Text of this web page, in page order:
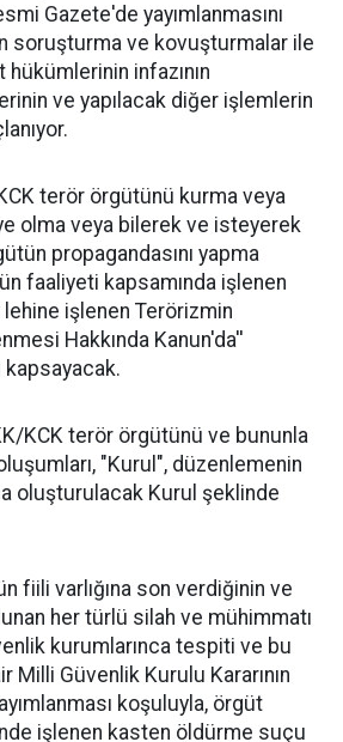
Gazete'de yayımlanmasını
soruşturma ve kovuşturmalar ile
infazının
ve yapılacak diğer işlemlerin
terör örgütünü kurma veya
olma veya bilerek ve isteyerek
propagandasını yapma
faaliyeti kapsamında işlenen
işlenen Terörizmin
Hakkında Kanun'da''
kapsayacak.
KCK terör örgütünü ve bununla
"Kurul", düzenlemenin
oluşturulacak Kurul şeklinde
fiili varlığına son verdiğinin ve
her türlü silah ve mühimmatı
kurumlarınca tespiti ve bu
Milli Güvenlik Kurulu Kararının
koşuluyla, örgüt
işlenen kasten öldürme suçu